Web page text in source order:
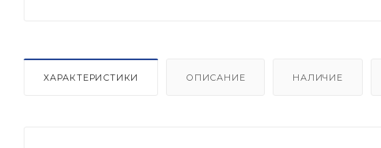
ХАРАКТЕРИСТИКИ ОПИСАНИЕ НАЛИЧИЕ